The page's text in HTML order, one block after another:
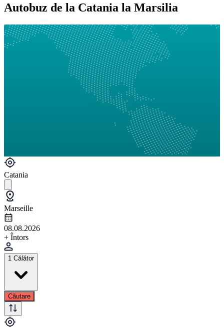
Autobuz de la Catania la Marsilia
Catania
Marseille
08.08.2026
+ Întors
1 Călător
Căutare